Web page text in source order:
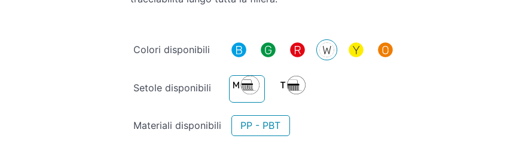
Colori disponibili
Setole disponibili
Materiali disponibili PP - PBT